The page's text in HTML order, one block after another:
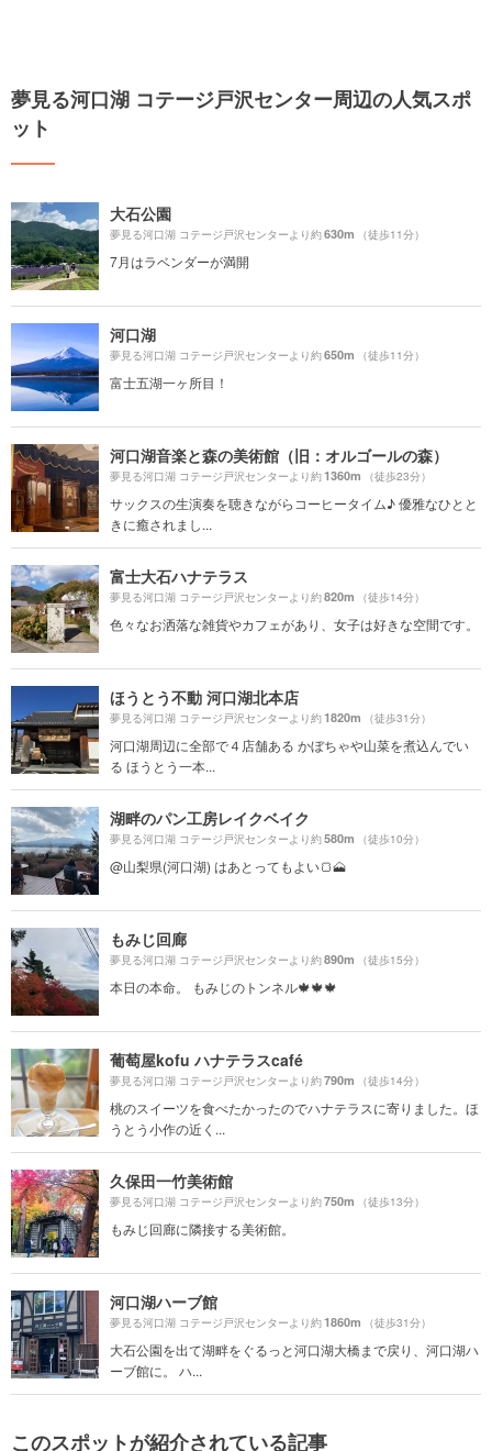
夢見る河口湖 コテージ戸沢センター周辺の人気スポ
ット
大石公園
夢見る河口湖 コテージ戸沢センターより約630m （徒歩11分）
7月はラベンダーが満開
河口湖
夢見る河口湖 コテージ戸沢センターより約650m （徒歩11分）
富士五湖一ヶ所目！
河口湖音楽と森の美術館（旧：オルゴールの森）
夢見る河口湖 コテージ戸沢センターより約1360m （徒歩23分）
サックスの生演奏を聴きながらコーヒータイム♪ 優雅なひとと
きに癒されまし...
富士大石ハナテラス
夢見る河口湖 コテージ戸沢センターより約820m （徒歩14分）
色々なお洒落な雑貨やカフェがあり、女子は好きな空間です。
ほうとう不動 河口湖北本店
夢見る河口湖 コテージ戸沢センターより約1820m （徒歩31分）
河口湖周辺に全部で４店舗ある かぼちゃや山菜を煮込んでい
る ほうとう一本...
湖畔のパン工房レイクベイク
夢見る河口湖 コテージ戸沢センターより約580m （徒歩10分）
@山梨県(河口湖) はあとってもよい🍞🗻
もみじ回廊
夢見る河口湖 コテージ戸沢センターより約890m （徒歩15分）
本日の本命。 もみじのトンネル🍁🍁🍁
葡萄屋kofu ハナテラスcafé
夢見る河口湖 コテージ戸沢センターより約790m （徒歩14分）
桃のスイーツを食べたかったのでハナテラスに寄りました。ほ
うとう小作の近く...
久保田一竹美術館
夢見る河口湖 コテージ戸沢センターより約750m （徒歩13分）
もみじ回廊に隣接する美術館。
河口湖ハーブ館
夢見る河口湖 コテージ戸沢センターより約1860m （徒歩31分）
大石公園を出て湖畔をぐるっと河口湖大橋まで戻り、河口湖ハ
ーブ館に。 ハ...
このスポットが紹介されている記事